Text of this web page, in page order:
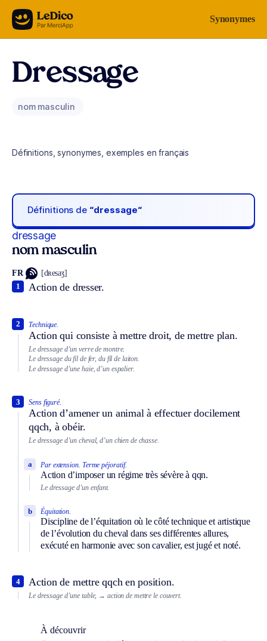
Aller au contenu Synonymes
Dressage
nom masculin
Définitions, synonymes, exemples en français
Définitions de “dressage“
dressage
nom masculin
FR [dʀesaʒ]
Action de dresser.
1
Technique.
Action qui consiste à mettre droit, de mettre plan.
2
Le dressage d’un verre de montre.
Le dressage du fil de fer, du fil de laiton.
Le dressage d’une haie, d’un espalier.
Sens figuré.
Action d’amener un animal à effectuer docilement
qqch, à obéir.
3
Le dressage d’un cheval, d’un chien de chasse.
Par extension. Terme péjoratif.
Action d’imposer un régime très sévère à qqn.
a
Le dressage d’un enfant.
Équitation.
Discipline de l’équitation où le côté technique et artistique
de l’évolution du cheval dans ses différentes allures,
exécuté en harmonie avec son cavalier, est jugé et noté.
b
Action de mettre qqch en position.
4
Le dressage d’une table, → action de mettre le couvert.
À découvrir